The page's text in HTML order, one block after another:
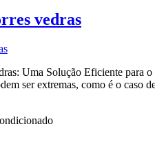
vedras
Uma Solução Eficiente para
ser extremas, como é o